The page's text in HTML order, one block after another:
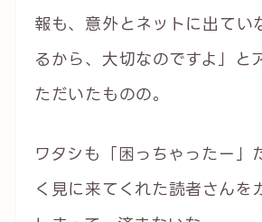
報も、意外とネットに出てい
るから、大切なのですよ」と
ただいたものの。
ワタシも「困っちゃったー」
く見に来てくれた読者さんを